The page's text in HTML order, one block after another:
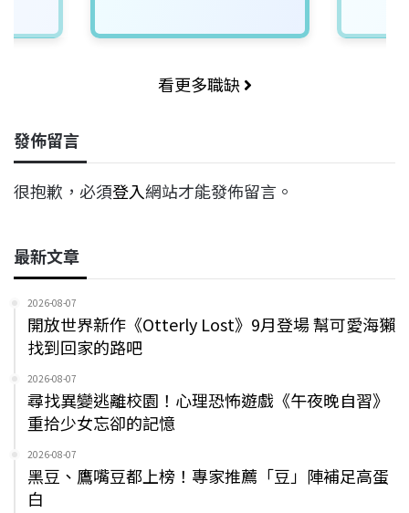
看更多職缺
發佈留言
很抱歉，必須登入網站才能發佈留言。
最新文章
2026-08-07
開放世界新作《Otterly Lost》9月登場 幫可愛海獺
找到回家的路吧
2026-08-07
尋找異變逃離校園！心理恐怖遊戲《午夜晚自習》
重拾少女忘卻的記憶
2026-08-07
黑豆、鷹嘴豆都上榜！專家推薦「豆」陣補足高蛋
白